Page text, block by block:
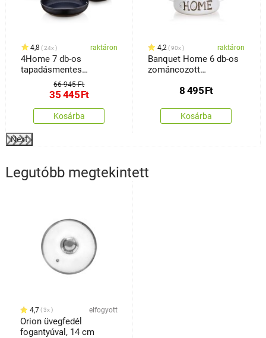
4,8 24x raktáron
4Home 7 db-os
tapadásmentes
edénykészlet, titánium
66 945 Ft
35 445Ft
Kosárba
4,2 90x raktáron
Banquet Home 6 db-os
zománcozott
8 495Ft
Kosárba
Next
Legutóbb megtekintett
4,7 3x elfogyott
Orion üvegfedél
fogantyúval, 14 cm